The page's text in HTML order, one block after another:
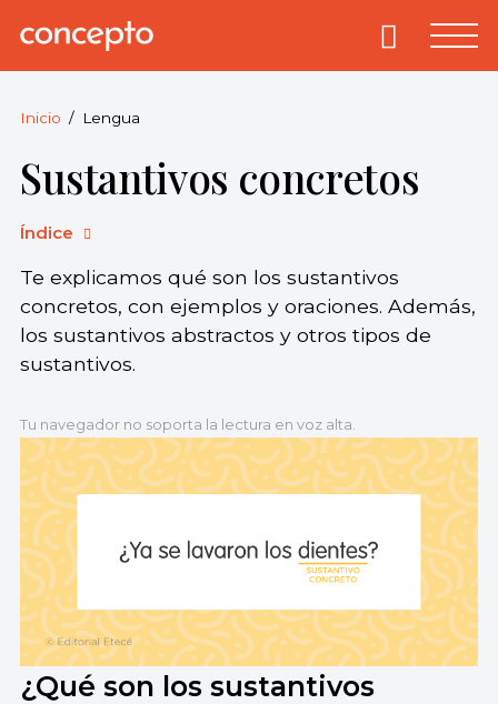
Concepto.
derechos
reservados.
Primary
Inicio Lengua
Sustantivos concretos
Índice
Te explicamos qué son los sustantivos
concretos, con ejemplos y oraciones. Además,
los sustantivos abstractos y otros tipos de
sustantivos.
Tu navegador no soporta la lectura en voz alta.
¿Qué son los sustantivos